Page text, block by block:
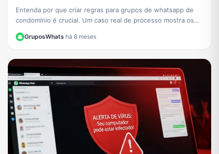
Entenda por que criar regras para grupos de whatsapp de
condomínio é crucial. Um caso real de processo mostra os
GruposWhats·há 8 meses